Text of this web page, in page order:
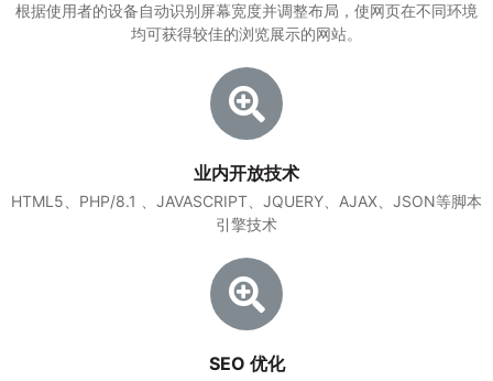
根据使用者的设备自动识别屏幕宽度并调整布局，使网页在不同环境
均可获得较佳的浏览展示的网站。
业内开放技术
HTML5、PHP/8.1 、JAVASCRIPT、JQUERY、AJAX、JSON等脚本
引擎技术
SEO 优化